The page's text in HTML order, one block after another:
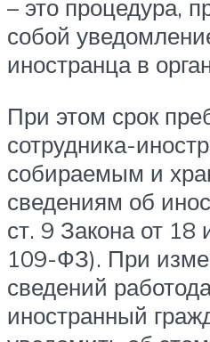
– это процедура,
собой
иностранца в
При этом срок
сотрудника-
собираемым и
сведениям об
ст. 9 Закона от
109-ФЗ). При
сведений
иностранный